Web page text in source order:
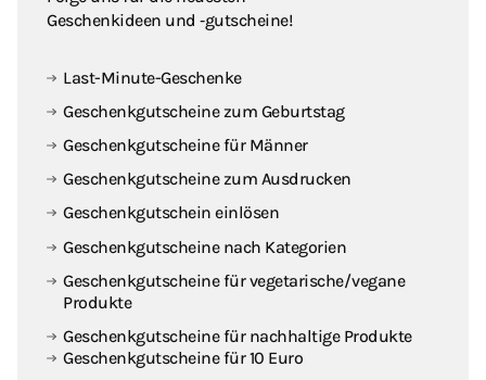
Geschenkideen und ‑gutscheine!
Geschenkgutscheine für 10 Euro
Last-Minute-Geschenke
Geschenkgutscheine zum Geburtstag
Geschenkgutscheine für Männer
Geschenkgutscheine zum Ausdrucken
Geschenkgutschein einlösen
Geschenkgutscheine nach Kategorien
Geschenkgutscheine für vegetarische / vegane
Produkte
Geschenkgutscheine für nachhaltige Produkte